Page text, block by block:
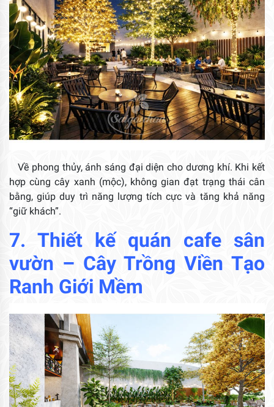
Về phong thủy, ánh sáng đại diện cho dương khí. Khi kết
hợp cùng cây xanh (mộc), không gian đạt trạng thái cân
bằng, giúp duy trì năng lượng tích cực và tăng khả năng
“giữ khách”.
7. Thiết kế quán cafe sân
vườn – Cây Trồng Viền Tạo
Ranh Giới Mềm